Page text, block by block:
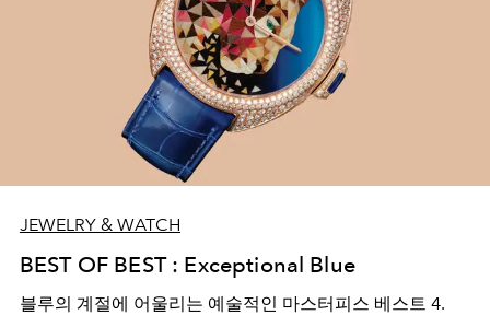
JEWELRY & WATCH
BEST OF BEST : Exceptional Blue
블루의 계절에 어울리는 예술적인 마스터피스 베스트 4.